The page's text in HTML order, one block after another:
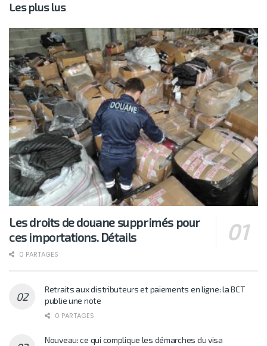
Les plus lus
Les droits de douane supprimés pour
ces importations. Détails
0 PARTAGES
Retraits aux distributeurs et paiements en ligne: la BCT
publie une note
0 PARTAGES
Nouveau: ce qui complique les démarches du visa